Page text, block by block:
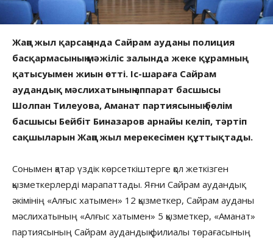
Жаңа жыл қарсаңында Сайрам ауданы полиция
басқармасының мәжіліс залында жеке құрамның
қатысуымен жиын өтті. Іс-шараға Сайрам
аудандық мәслихатының аппарат басшысы
Шолпан Тилеуова, Аманат партиясының бөлім
басшысы Бейбіт Биназаров арнайы келіп, тәртіп
сақшыларын Жаңа жыл мерекесімен құттықтады.
Сонымен қатар үздік көрсеткіштерге қол жеткізген
қызметкерлерді марапаттады. Яғни Сайрам аудандық
әкімінің «Алғыс хатымен» 12 қызметкер, Сайрам ауданы
мәслихатының «Алғыс хатымен» 5 қызметкер, «Аманат»
партиясының Сайрам аудандық филиалы төрағасының